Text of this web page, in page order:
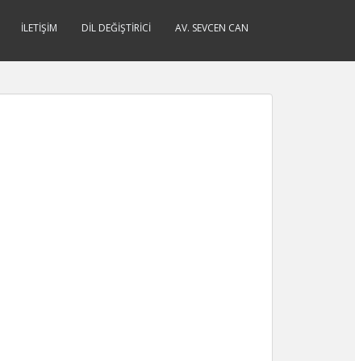
İLETIŞIM DIL DEĞIŞTIRICI AV. SEVCEN CAN